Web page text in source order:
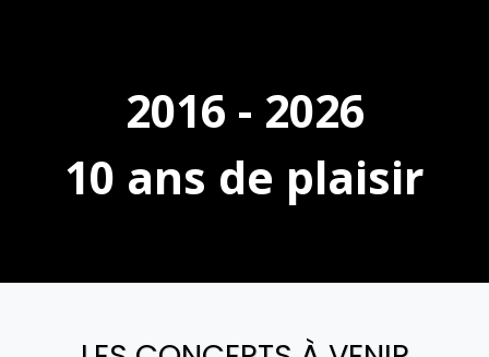
2016 - 2026
10 ans de plaisir